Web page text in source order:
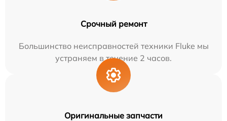
Срочный ремонт
Большинство неисправностей техники Fluke мы
устраняем в течение 2 часов.
Оригинальные запчасти